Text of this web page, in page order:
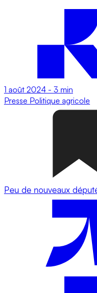
1 août 2024 - 3 min
Presse Politique agricole
Peu de nouveaux